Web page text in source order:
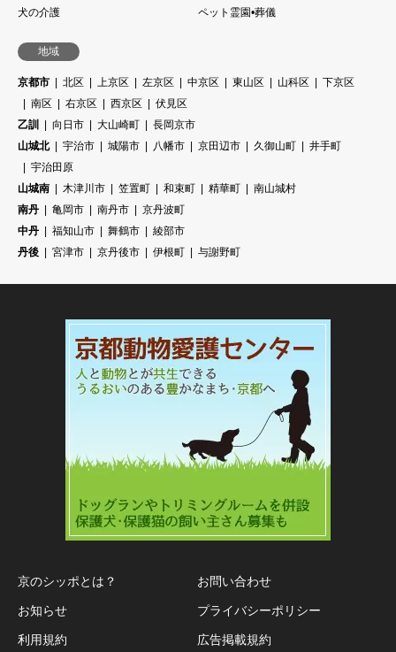
犬の介護
ペット霊園•葬儀
地域
京都市 北区 上京区 左京区 中京区 東山区 山科区
下京区
南区
右京区 西京区
伏見区
乙訓
向日市 大山崎町
長岡京市
山城北
宇治市 城陽市 八幡市 京田辺市 久御山町
井手町
宇治田原
山城南
木津川市 笠置町 和束町 精華町
南山城村
南丹
亀岡市 南丹市
京丹波町
中丹
福知山市 舞鶴市
綾部市
丹後
宮津市 京丹後市 伊根町 与謝野町
京のシッポとは？
お知らせ
利用規約
お問い合わせ
プライバシーポリシー
広告掲載規約